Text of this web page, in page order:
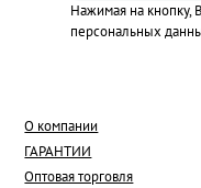
Нажимая на кнопку,
персональных
О компании
ГАРАНТИИ
Оптовая торговля